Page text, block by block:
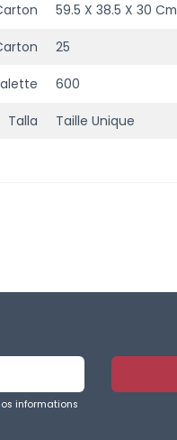
59.5 X 38.5 X 30 Cm
25
600
Talla Taille Unique
informations